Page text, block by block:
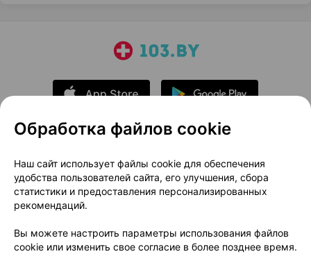
О проекте
Новости проекта
Размещение рекламы
Медицинский маркетинг
Публичный договор
Доставка
Способы оплаты
Вакансии
Партнеры
Обработка файлов cookie
Наш сайт использует файлы cookie для обеспечения
удобства пользователей сайта, его улучшения, сбора
статистики и предоставления персонализированных
рекомендаций.
Вы можете настроить параметры использования файлов
cookie или изменить свое согласие в более позднее время.